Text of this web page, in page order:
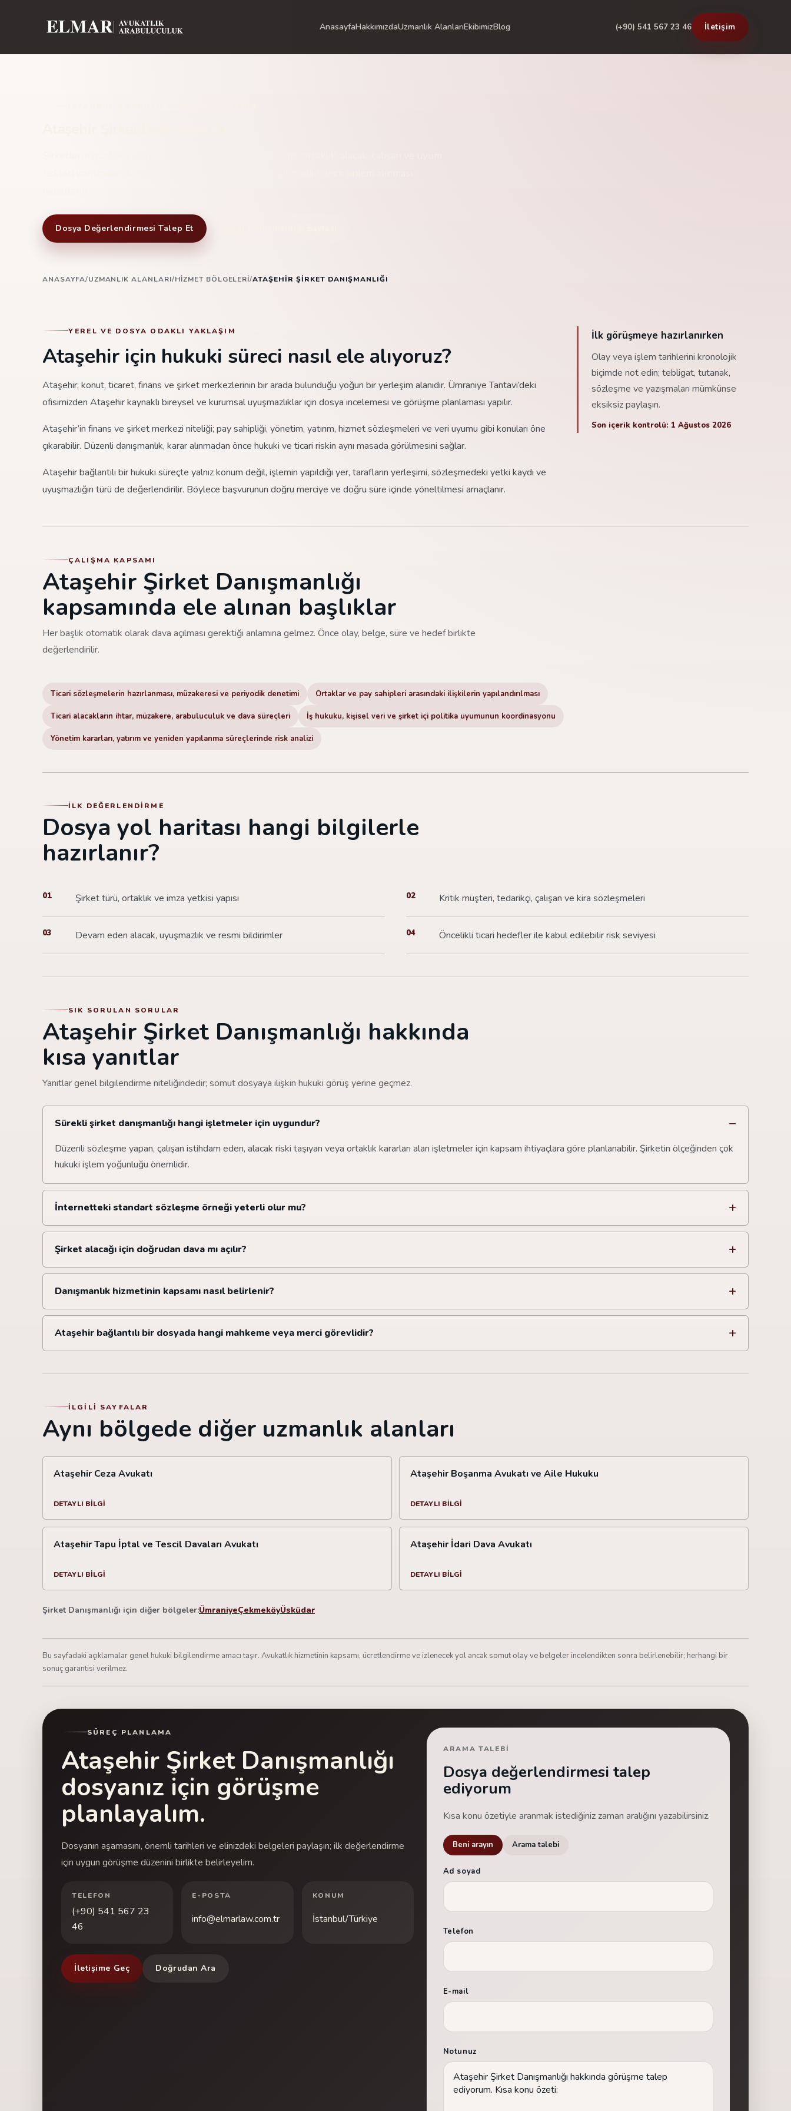
AnasayfaHakkımızdaUzmanlık AlanlarıEkibimizBlog (+90) 541 567 23 46 İletişim
Dosya Değerlendirmesi Talep Et
ANASAYFA/UZMANLIK ALANLARI/HIZMET BÖLGELERI/ATAŞEHIR ŞIRKET DANIŞMANLIĞI
YEREL VE DOSYA ODAKLI YAKLAŞIM
Ataşehir için hukuki süreci nasıl ele alıyoruz?
Ataşehir; konut, ticaret, finans ve şirket merkezlerinin bir arada bulunduğu yoğun bir yerleşim alanıdır. Ümraniye Tantavi’deki
ofisimizden Ataşehir kaynaklı bireysel ve kurumsal uyuşmazlıklar için dosya incelemesi ve görüşme planlaması yapılır.
Ataşehir’in finans ve şirket merkezi niteliği; pay sahipliği, yönetim, yatırım, hizmet sözleşmeleri ve veri uyumu gibi konuları öne
çıkarabilir. Düzenli danışmanlık, karar alınmadan önce hukuki ve ticari riskin aynı masada görülmesini sağlar.
Ataşehir bağlantılı bir hukuki süreçte yalnız konum değil, işlemin yapıldığı yer, tarafların yerleşimi, sözleşmedeki yetki kaydı ve
uyuşmazlığın türü de değerlendirilir. Böylece başvurunun doğru merciye ve doğru süre içinde yöneltilmesi amaçlanır.
İlk görüşmeye hazırlanırken
Olay veya işlem tarihlerini kronolojik
biçimde not edin; tebligat, tutanak,
sözleşme ve yazışmaları mümkünse
eksiksiz paylaşın.
Son içerik kontrolü: 1 Ağustos 2026
ÇALIŞMA KAPSAMI
Ataşehir Şirket Danışmanlığı
kapsamında ele alınan başlıklar
Her başlık otomatik olarak dava açılması gerektiği anlamına gelmez. Önce olay, belge, süre ve hedef birlikte
değerlendirilir.
Ticari sözleşmelerin hazırlanması, müzakeresi ve periyodik denetimi Ortaklar ve pay sahipleri arasındaki ilişkilerin yapılandırılması
Ticari alacakların ihtar, müzakere, arabuluculuk ve dava süreçleri İş hukuku, kişisel veri ve şirket içi politika uyumunun koordinasyonu
Yönetim kararları, yatırım ve yeniden yapılanma süreçlerinde risk analizi
İLK DEĞERLENDIRME
Dosya yol haritası hangi bilgilerle
hazırlanır?
01 Şirket türü, ortaklık ve imza yetkisi yapısı 02 Kritik müşteri, tedarikçi, çalışan ve kira sözleşmeleri
03 Devam eden alacak, uyuşmazlık ve resmi bildirimler 04 Öncelikli ticari hedefler ile kabul edilebilir risk seviyesi
SIK SORULAN SORULAR
Ataşehir Şirket Danışmanlığı hakkında
kısa yanıtlar
Yanıtlar genel bilgilendirme niteliğindedir; somut dosyaya ilişkin hukuki görüş yerine geçmez.
Sürekli şirket danışmanlığı hangi işletmeler için uygundur?
Düzenli sözleşme yapan, çalışan istihdam eden, alacak riski taşıyan veya ortaklık kararları alan işletmeler için kapsam ihtiyaçlara göre planlanabilir. Şirketin ölçeğinden çok
hukuki işlem yoğunluğu önemlidir.
İnternetteki standart sözleşme örneği yeterli olur mu?
Şirket alacağı için doğrudan dava mı açılır?
Danışmanlık hizmetinin kapsamı nasıl belirlenir?
Ataşehir bağlantılı bir dosyada hangi mahkeme veya merci görevlidir?
İLGILI SAYFALAR
Aynı bölgede diğer uzmanlık alanları
Ataşehir Ceza Avukatı
DETAYLI BILGI
Ataşehir Boşanma Avukatı ve Aile Hukuku
DETAYLI BILGI
Ataşehir Tapu İptal ve Tescil Davaları Avukatı
DETAYLI BILGI
Ataşehir İdari Dava Avukatı
DETAYLI BILGI
Şirket Danışmanlığı için diğer bölgeler:ÜmraniyeÇekmeköyÜsküdar
Bu sayfadaki açıklamalar genel hukuki bilgilendirme amacı taşır. Avukatlık hizmetinin kapsamı, ücretlendirme ve izlenecek yol ancak somut olay ve belgeler incelendikten sonra belirlenebilir; herhangi bir
sonuç garantisi verilmez.
SÜREÇ PLANLAMA
Ataşehir Şirket Danışmanlığı
dosyanız için görüşme
planlayalım.
Dosyanın aşamasını, önemli tarihleri ve elinizdeki belgeleri paylaşın; ilk değerlendirme
için uygun görüşme düzenini birlikte belirleyelim.
TELEFON
(+90) 541 567 23
46
E-POSTA
info@elmarlaw.com.tr
KONUM
İstanbul/Türkiye
İletişime Geç Doğrudan Ara
ARAMA TALEBI
Dosya değerlendirmesi talep
ediyorum
Kısa konu özetiyle aranmak istediğiniz zaman aralığını yazabilirsiniz.
Beni arayın Arama talebi
Ad soyad
Telefon
E-mail
Notunuz